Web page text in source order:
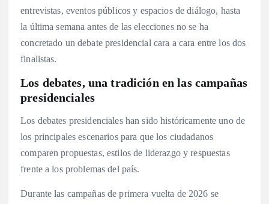
entrevistas, eventos públicos y espacios de diálogo, hasta
la última semana antes de las elecciones no se ha
concretado un debate presidencial cara a cara entre los dos
finalistas.
Los debates, una tradición en las campañas
presidenciales
Los debates presidenciales han sido históricamente uno de
los principales escenarios para que los ciudadanos
comparen propuestas, estilos de liderazgo y respuestas
frente a los problemas del país.
Durante las campañas de primera vuelta de 2026 se